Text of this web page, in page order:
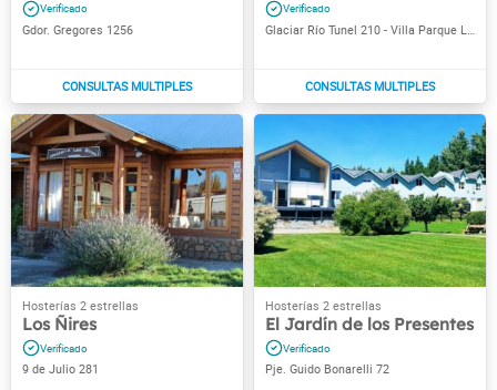
Gdor. Gregores 1256
Los Ñires
9 de Julio 281
El Jardín de los Presentes
Pje. Guido Bonarelli 72